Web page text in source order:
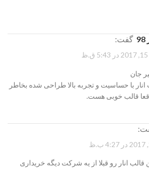
گفت:
جان
انار با حساسیت و تجربه بالا طراحی شده بخاطر
قالب خوبی هست.
انار رو قبلا از یه شرکت دیگه خریداری